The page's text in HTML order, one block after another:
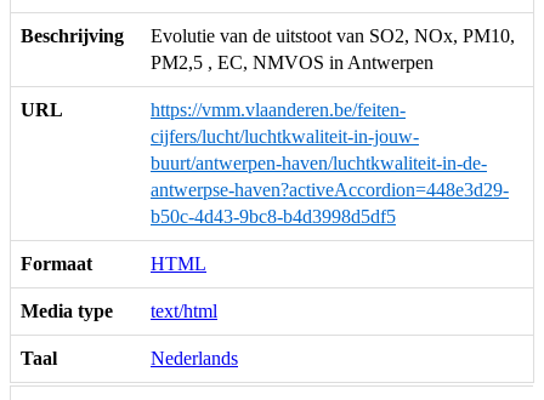
Beschrijving
Evolutie van de uitstoot van SO2, NOx, PM10,
PM2,5 , EC, NMVOS in Antwerpen
URL
https://vmm.vlaanderen.be/feiten-
cijfers/lucht/luchtkwaliteit-in-jouw-
buurt/antwerpen-haven/luchtkwaliteit-in-de-
antwerpse-haven?activeAccordion=448e3d29-
b50c-4d43-9bc8-b4d3998d5df5
Formaat HTML
Media type text/html
Taal Nederlands